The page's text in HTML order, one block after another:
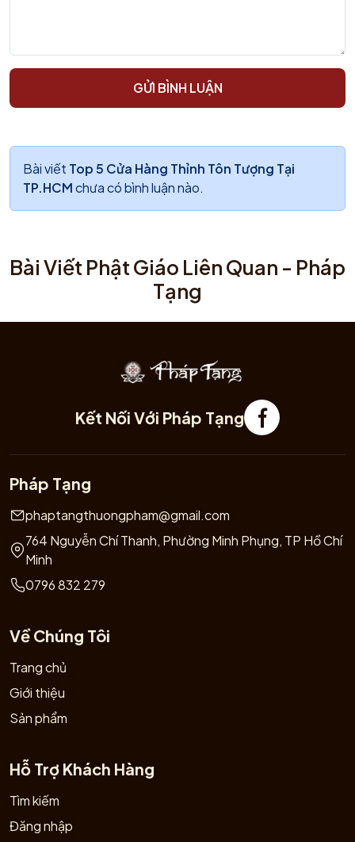
GỬI BÌNH LUẬN
Bài viết Top 5 Cửa Hàng Thỉnh Tôn Tượng Tại
TP.HCMchưa có bình luận nào.
Bài Viết Phật Giáo Liên Quan - Pháp
Tạng
Kết Nối Với Pháp Tạng
Pháp Tạng
phaptangthuongpham@gmail.com
764 Nguyễn Chí Thanh, Phường Minh Phụng, TP Hồ Chí
Minh
0796 832 279
Về Chúng Tôi
Trang chủ
Giới thiệu
Sản phẩm
Hỗ Trợ Khách Hàng
Tìm kiếm
Đăng nhập